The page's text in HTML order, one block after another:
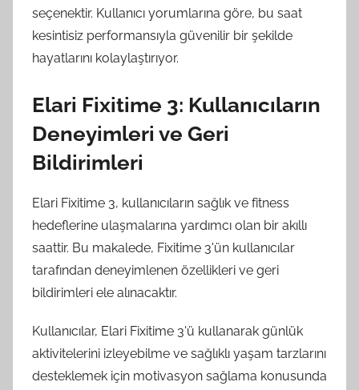
seçenektir. Kullanıcı yorumlarına göre, bu saat
kesintisiz performansıyla güvenilir bir şekilde
hayatlarını kolaylaştırıyor.
Elari Fixitime 3: Kullanıcıların
Deneyimleri ve Geri
Bildirimleri
Elari Fixitime 3, kullanıcıların sağlık ve fitness
hedeflerine ulaşmalarına yardımcı olan bir akıllı
saattir. Bu makalede, Fixitime 3'ün kullanıcılar
tarafından deneyimlenen özellikleri ve geri
bildirimleri ele alınacaktır.
Kullanıcılar, Elari Fixitime 3'ü kullanarak günlük
aktivitelerini izleyebilme ve sağlıklı yaşam tarzlarını
desteklemek için motivasyon sağlama konusunda